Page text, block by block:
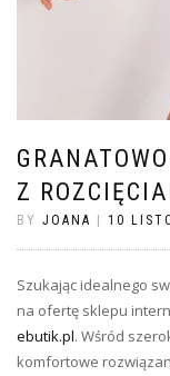
Z
BY JOANA 10
Szukając idealnego
na ofertę sklepu
ebutik.pl. Wśród
komfortowe